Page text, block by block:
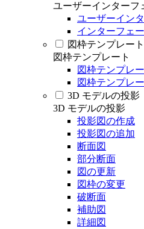
ユーザーインターフ
ユーザーイン
インターフェ
図枠テンプレート
図枠テンプレート
図枠テンプレ
図枠テンプレ
3D モデルの投影
3D モデルの投影
投影図の作成
投影図の追加
断面図
部分断面
図の更新
図枠の変更
破断面
補助図
詳細図